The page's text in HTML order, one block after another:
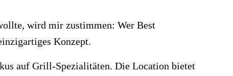
wird mir zustimmen: Wer Best
Konzept.
auf Grill-Spezialitäten. Die Location bietet